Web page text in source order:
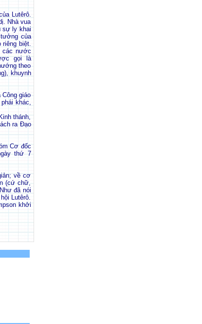
Lutêrô.
Nhà vua
sự ly khai
của
riêng biệt.
các nước
gọi là
theo
khuynh
giáo
khác,
thánh,
ra Đạo
Cơ đốc
thứ 7
về cơ
(cứ chữ,
đã nói
Lutêrô.
khởi